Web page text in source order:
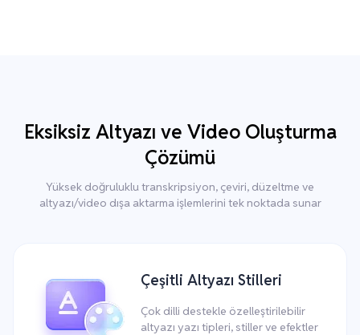
Eksiksiz Altyazı ve Video Oluşturma
Çözümü
Yüksek doğruluklu transkripsiyon, çeviri, düzeltme ve
altyazı/video dışa aktarma işlemlerini tek noktada sunar
Çeşitli Altyazı Stilleri
Çok dilli destekle özelleştirilebilir
altyazı yazı tipleri, stiller ve efektler